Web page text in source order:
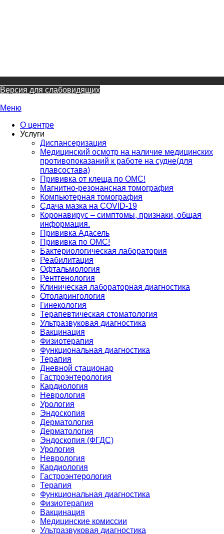
Версия для слабовидящих
Меню
О центре
Услуги
Диспансеризация
Медицинский осмотр на наличие медицинских
противопоказаний к работе на судне(для
плавсостава)
Прививка от клеща по ОМС!
Магнитно-резонансная томография
Компьютерная томография
Сдача мазка на COVID-19
Коронавирус – симптомы, признаки, общая
информация.
Прививка Адасель
Прививка по ОМС!
Бактериологическая лаборатория
Реабилитация
Офтальмология
Рентгенология
Клиническая лабораторная диагностика
Отоларингология
Гинекология
Терапевтическая стоматология
Ультразвуковая диагностика
Вакцинация
Физиотерапия
Функциональная диагностика
Терапия
Дневной стационар
Гастроэнтерология
Кардиология
Неврология
Урология
Эндоскопия
Дерматология
Дерматология
Эндоскопия (ФГДС)
Урология
Неврология
Кардиология
Гастроэнтерология
Терапия
Функциональная диагностика
Физиотерапия
Вакцинация
Медицинские комиссии
Ультразвуковая диагностика